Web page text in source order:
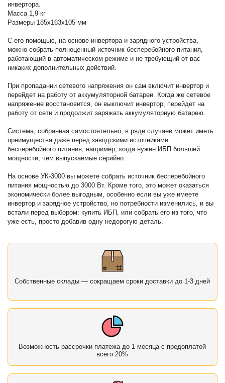
инвертора.
Масса 1,9 кг
Размеры 185х163х105 мм
С его помощью, на основе инвертора и зарядного устройства,
можно собрать полноценный источник бесперебойного питания,
работающий в автоматическом режиме и не требующий от вас
никаких дополнительных действий.
При пропадании сетевого напряжения он сам включит инвертор и
перейдет на работу от аккумуляторной батареи. Когда же сетевое
напряжение восстановится, он выключит инвертор, перейдет на
работу от сети и продолжит заряжать аккумуляторную батарею.
Система, собранная самостоятельно, в ряде случаев может иметь
преимущества даже перед заводскими источниками
бесперебойного питания, например, когда нужен ИБП большей
мощности, чем выпускаемые серийно.
На основе УК-3000 вы можете собрать источник бесперебойного
питания мощностью до 3000 Вт. Кроме того, это может оказаться
экономически более выгодным, особенно если вы уже имеете
инвертор и зарядное устройство, но потребности изменились, и вы
встали перед выбором: купить ИБП, или собрать его из того, что
уже есть, просто добавив одну недорогую деталь.
Собственные склады — сокращаем сроки доставки до 1-3 дней
Возможность рассрочки платежа до 1 месяца с предоплатой
всего 20%